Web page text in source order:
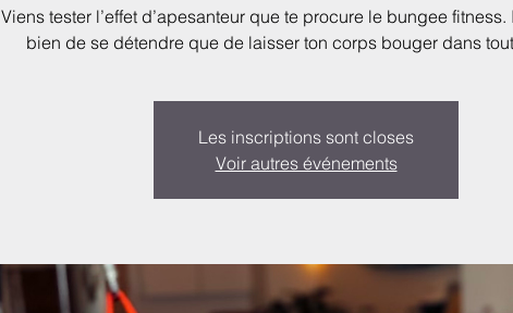
Viens tester l’effet d’apesanteur que te procure le bungee fitness.
bien de se détendre que de laisser ton corps bouger dans
Les inscriptions sont closes
Voir autres événements